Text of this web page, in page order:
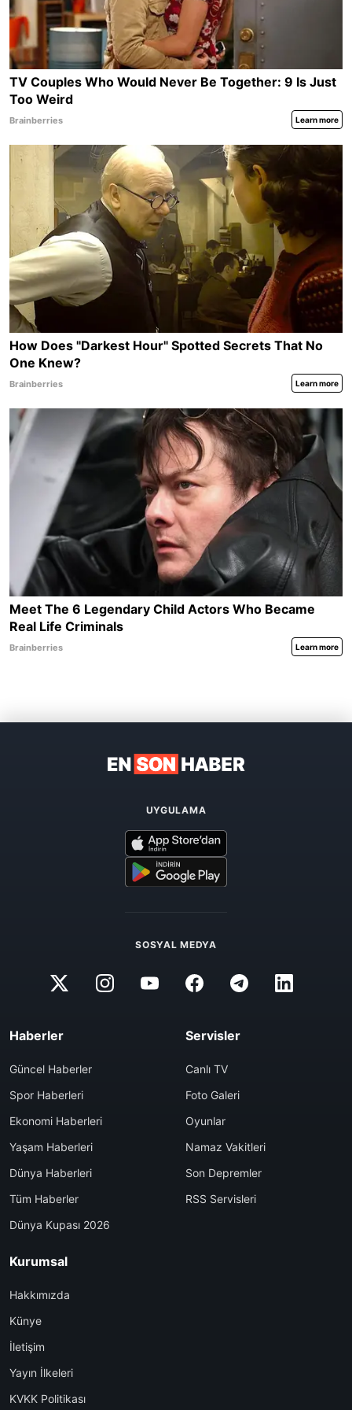
UYGULAMA
SOSYAL MEDYA
Haberler
Güncel Haberler
Spor Haberleri
Ekonomi Haberleri
Yaşam Haberleri
Dünya Haberleri
Tüm Haberler
Dünya Kupası 2026
Servisler
Canlı TV
Foto Galeri
Oyunlar
Namaz Vakitleri
Son Depremler
RSS Servisleri
Kurumsal
Hakkımızda
Künye
İletişim
Yayın İlkeleri
KVKK Politikası